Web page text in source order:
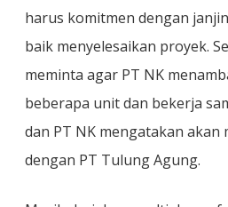
harus komitmen dengan
baik menyelesaikan proyek.
meminta agar PT NK
beberapa unit dan bekerja
dan PT NK mengatakan akan
dengan PT Tulung Agung.